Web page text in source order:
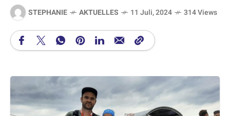
STEPHANIE AKTUELLES 11 Juli, 2024 314 Views